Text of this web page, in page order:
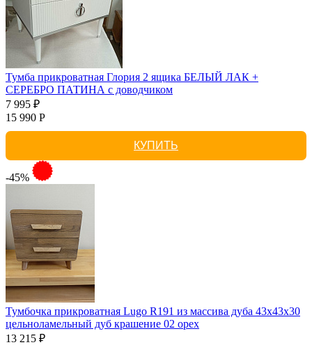
Тумба прикроватная Глория 2 ящика БЕЛЫЙ ЛАК +
СЕРЕБРО ПАТИНА с доводчиком
7 995 ₽
15 990 Р
КУПИТЬ
-45%
Тумбочка прикроватная Lugo R191 из массива дуба 43х43х30
цельноламельный дуб крашение 02 орех
13 215 ₽